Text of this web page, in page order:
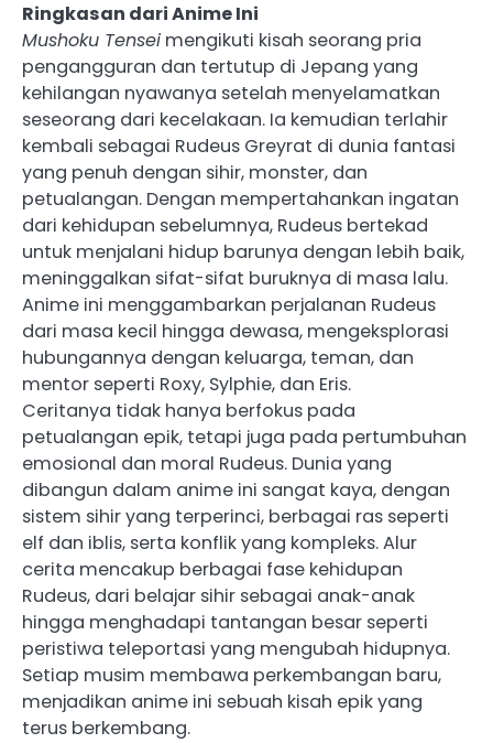
Ringkasan dari Anime Ini
Mushoku Tensei mengikuti kisah seorang pria
pengangguran dan tertutup di Jepang yang
kehilangan nyawanya setelah menyelamatkan
seseorang dari kecelakaan. Ia kemudian terlahir
kembali sebagai Rudeus Greyrat di dunia fantasi
yang penuh dengan sihir, monster, dan
petualangan. Dengan mempertahankan ingatan
dari kehidupan sebelumnya, Rudeus bertekad
untuk menjalani hidup barunya dengan lebih baik,
meninggalkan sifat-sifat buruknya di masa lalu.
Anime ini menggambarkan perjalanan Rudeus
dari masa kecil hingga dewasa, mengeksplorasi
hubungannya dengan keluarga, teman, dan
mentor seperti Roxy, Sylphie, dan Eris.
Ceritanya tidak hanya berfokus pada
petualangan epik, tetapi juga pada pertumbuhan
emosional dan moral Rudeus. Dunia yang
dibangun dalam anime ini sangat kaya, dengan
sistem sihir yang terperinci, berbagai ras seperti
elf dan iblis, serta konflik yang kompleks. Alur
cerita mencakup berbagai fase kehidupan
Rudeus, dari belajar sihir sebagai anak-anak
hingga menghadapi tantangan besar seperti
peristiwa teleportasi yang mengubah hidupnya.
Setiap musim membawa perkembangan baru,
menjadikan anime ini sebuah kisah epik yang
terus berkembang.